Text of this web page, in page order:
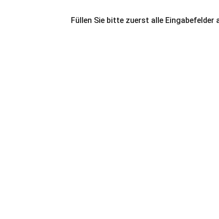
Füllen Sie bitte zuerst alle Eingabefelder